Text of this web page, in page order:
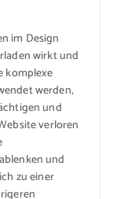
im Design
wirkt und
komplexe
werden,
und
verloren
und
zu einer